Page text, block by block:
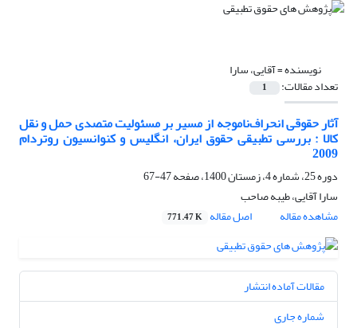
نویسنده =آقایی، سارا
تعداد مقالات: 1
آثار حقوقی انحراف‌ناموجه از مسیر بر مسئولیت متصدی حمل و نقل
کالا : بررسی تطبیقی حقوق ایران، انگلیس و کنوانسیون روتردام
2009
دوره 25، شماره 4، زمستان 1400، صفحه
47-67
سارا آقایی، طیبه صاحب
مشاهده مقاله
اصل مقاله 771.47 K
مقالات آماده انتشار
شماره جاری